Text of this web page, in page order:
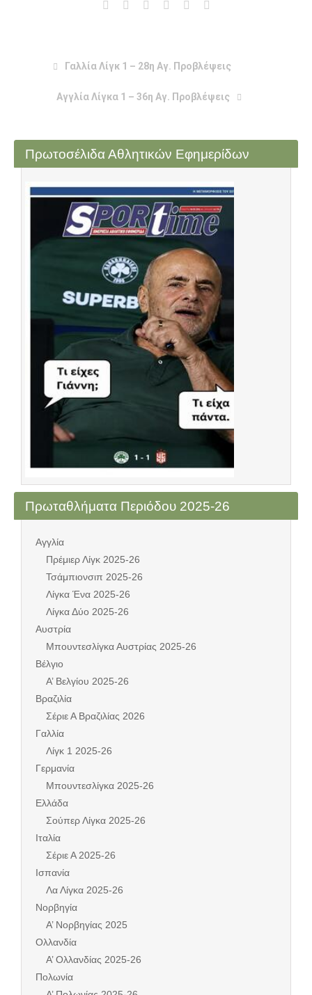
Γαλλία Λίγκ 1 – 28η Αγ. Προβλέψεις
Αγγλία Λίγκα 1 – 36η Αγ. Προβλέψεις
Πρωτοσέλιδα Αθλητικών Εφημερίδων
Πρωταθλήματα Περιόδου 2025-26
Αγγλία
Πρέμιερ Λίγκ 2025-26
Τσάμπιονσιπ 2025-26
Λίγκα Ένα 2025-26
Λίγκα Δύο 2025-26
Αυστρία
Μπουντεσλίγκα Αυστρίας 2025-26
Βέλγιο
Α’ Βελγίου 2025-26
Βραζιλία
Σέριε Α Βραζιλίας 2026
Γαλλία
Λίγκ 1 2025-26
Γερμανία
Μπουντεσλίγκα 2025-26
Ελλάδα
Σούπερ Λίγκα 2025-26
Ιταλία
Σέριε Α 2025-26
Ισπανία
Λα Λίγκα 2025-26
Νορβηγία
Α’ Νορβηγίας 2025
Ολλανδία
Α’ Ολλανδίας 2025-26
Πολωνία